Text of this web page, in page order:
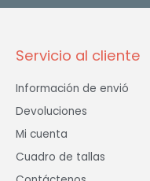
Servicio al cliente
Información de envió
Devoluciones
Mi cuenta
Cuadro de tallas